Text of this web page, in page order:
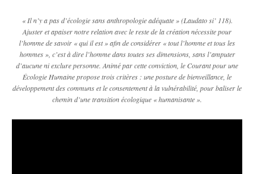
« Il n’y a pas d’écologie sans anthropologie adéquate » (Laudato si’ 118).
Ajuster et apaiser notre relation avec le reste de la création nécessite pour
l’homme de savoir « qui il est » afin de considérer « tout l’homme et tous les
hommes », c’est à dire l’homme dans toutes ses dimensions, sans l’amputer
d’aucune ni exclure personne. Animé par cette conviction, le Courant pour une
Écologie Humaine propose trois critères : une posture de bienveillance, le
développement des communs et le consentement à la vulnérabilité, pour baliser le
chemin d’une transition écologique « humanisante ».